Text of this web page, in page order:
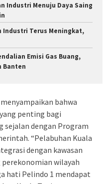
Industri Menuju Daya Saing
Industri Terus Meningkat,
Emisi Gas Buang,
Banten
bahwa
penting bagi
sejalan dengan Program
“Pelabuhan Kuala
dengan kawasan
wilayah
hati Pelindo 1 mendapat